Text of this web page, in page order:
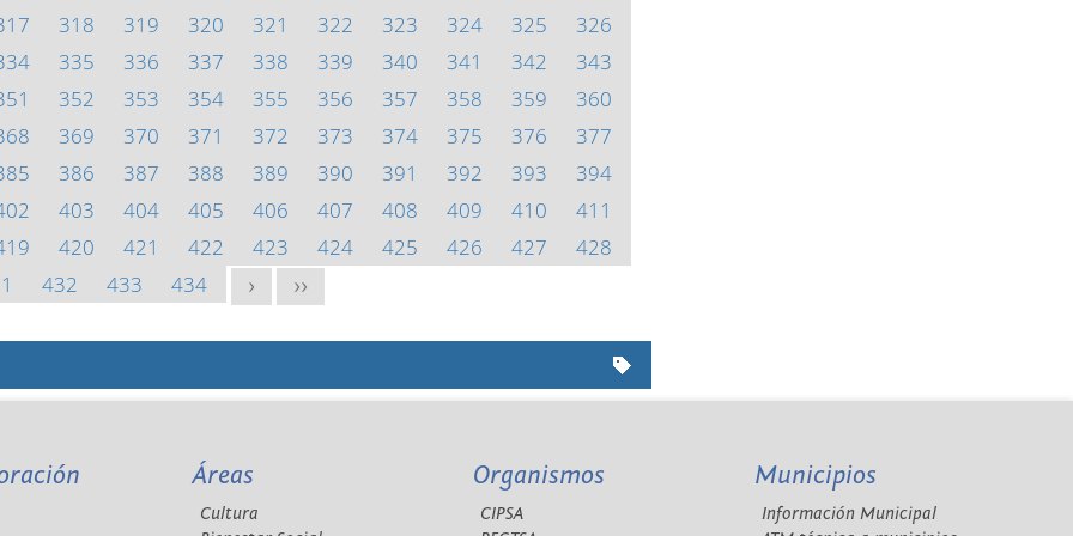
318 319 320 321 322 323 324 325
326
335 336 337 338 339 340 341 342
343
352 353 354 355 356 357 358 359
360
369 370 371 372 373 374 375 376
377
386 387 388 389 390 391 392 393
394
403 404 405 406 407 408 409 410
411
420 421 422 423 424 425 426 427
428
432 433 434 > >>
Áreas
Cultura
Organismos
CIPSA
Municipios
Información Municipal